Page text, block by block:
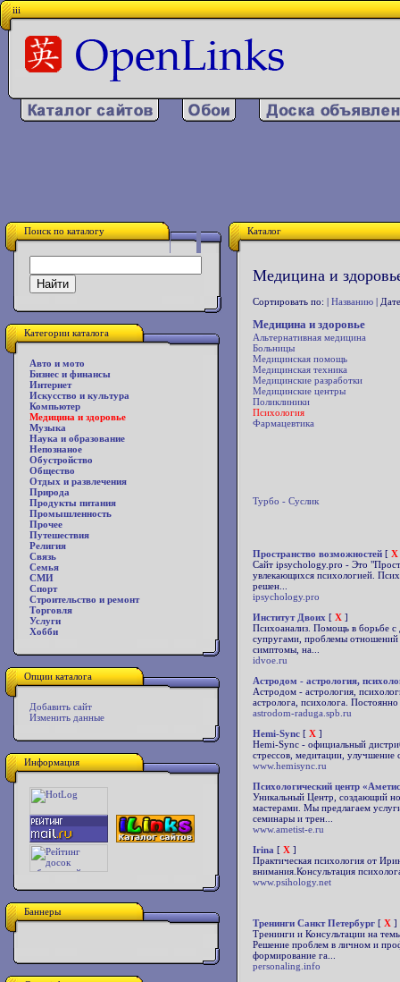
iii
Поиск по каталогу
Категории каталога
Авто и мото
Бизнес и финансы
Интернет
Искусство и культура
Компьютер
Медицина и здоровье
Музыка
Наука и образование
Непознаное
Обустройство
Общество
Отдых и развлечения
Природа
Продукты питания
Промышленность
Прочее
Путешествия
Религия
Связь
Семья
СМИ
Спорт
Строительство и ремонт
Торговля
Услуги
Хобби
Опции каталога
Добавить сайт
Изменить данные
Информация
Баннеры
Каталог
Медицина и
Сортировать по: | Названию |
Медицина и здоровье
Альтернативная медицина
Больницы
Медицинская помощь
Медицинская техника
Медицинские разработки
Медицинские центры
Поликлиники
Психология
Фармацевтика
Турбо - Суслик
Пространство возможностей [ X
Сайт ipsychology.pro - Это
увлекающихся психологией.
решен...
ipsychology.pro
Институт Двоих [ X ]
Психоанализ. Помощь в борьбе
супругами, проблемы отношений
симптомы, на...
idvoe.ru
Астродом - астрология,
Астродом - астрология,
астролога, психолога.
astrodom-raduga.spb.ru
Hemi-Sync [ X ]
Hemi-Sync - официальный
стрессов, медитации, улучшение
www.hemisync.ru
Психологический центр
Уникальный Центр, создающий
мастерами. Мы предлагаем
семинары и трен...
www.ametist-e.ru
Irina [ X ]
Практическая психология от
внимания.Консультация
www.psihology.net
Тренинги Санкт Петербург [ X ]
Тренинги и Консультации на
Решение проблем в личном и
формирование га...
personaling.info